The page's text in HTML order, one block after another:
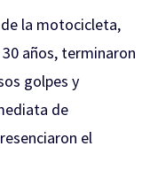
la motocicleta,
años, terminaron
golpes y
de
el